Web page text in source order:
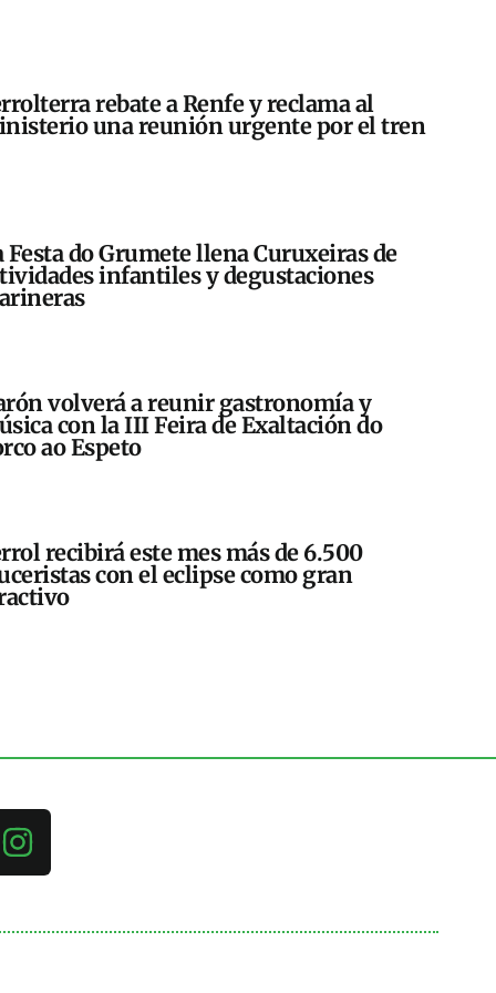
rebate a Renfe y reclama al
una reunión urgente por el tren
Festa do Grumete llena Curuxeiras de
infantiles y degustaciones
volverá a reunir gastronomía y
con la III Feira de Exaltación do
ao Espeto
recibirá este mes más de 6.500
con el eclipse como gran